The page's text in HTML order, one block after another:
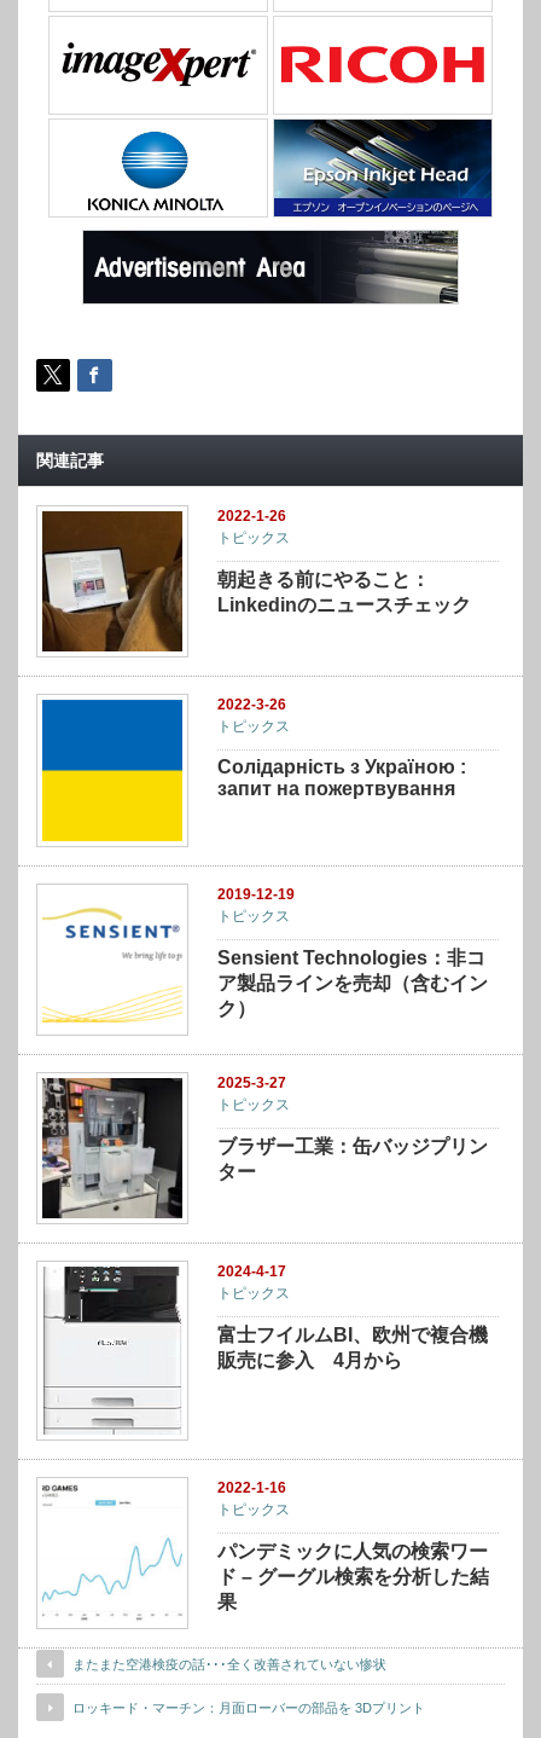
関連記事
2022-1-26
トピックス
朝起きる前にやること：
Linkedinのニュースチェック
2022-3-26
トピックス
Солідарність з Україною :
запит на пожертвування
2019-12-19
トピックス
Sensient Technologies：非コ
ア製品ラインを売却（含むイン
ク）
2025-3-27
トピックス
ブラザー工業：缶バッジプリン
ター
2024-4-17
トピックス
富士フイルムBI、欧州で複合機
販売に参入 4月から
2022-1-16
トピックス
パンデミックに人気の検索ワー
ド – グーグル検索を分析した結
果
またまた空港検疫の話･･･全く改善されていない惨状
ロッキード・マーチン：月面ローバーの部品を 3Dプリント